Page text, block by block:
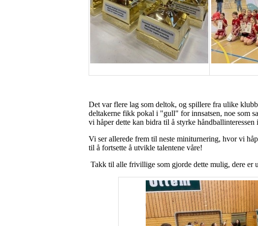
Det var flere lag som deltok, og spillere fra ulike
deltakerne fikk pokal i "gull" for innsatsen, noe som
vi håper dette kan bidra til å styrke
Vi ser allerede frem til neste miniturnering, hvor vi
til å fortsette å utvikle talentene våre!
Takk til alle frivillige som gjorde dette mulig, dere er